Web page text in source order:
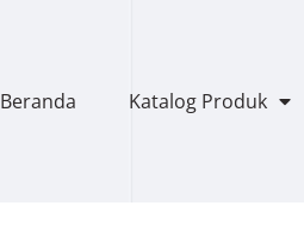
Beranda Katalog Produk